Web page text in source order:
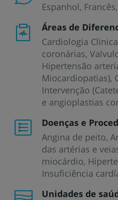
Espanhol Francês
Áreas de
Cardiologia
coronárias,
Hipertensão
Miocardiopatias),
Intervenção
e angioplastias
Doenças e
Angina de peito
das artérias e
miocárdio
Insuficiência
Unidades de